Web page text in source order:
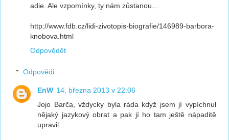
adie. Ale vzpomínky, ty nám zůstanou...
http://www.fdb.cz/lidi-zivotopis-biografie/146989-barbora-
knobova.html
Odpovědět
Odpovědi
EnW 14. března 2013 v 22:06
Jojo Barča, vždycky byla ráda když jsem jí vypíchnul
nějaký jazykový obrat a pak jí ho tam ještě nápaditě
upravil...